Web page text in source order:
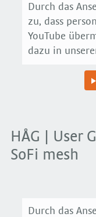
Durch das
zu, dass
YouTube
dazu in
HÅG | User
SoFi mesh
Durch das